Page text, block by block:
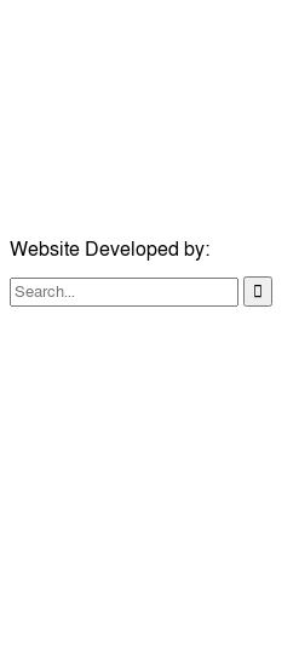
Website Developed by: